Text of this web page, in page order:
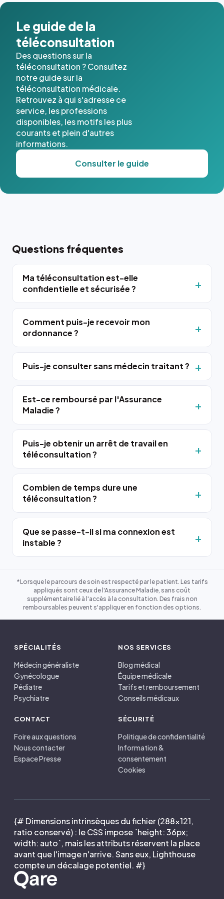
Le guide de la
téléconsultation
Des questions sur la
téléconsultation ? Consultez
notre guide sur la
téléconsultation médicale.
Retrouvez à qui s'adresse ce
service, les professions
disponibles, les motifs les plus
courants et plein d'autres
informations.
Consulter le guide
Questions fréquentes
Ma téléconsultation est-elle
confidentielle et sécurisée ?
Comment puis-je recevoir mon
ordonnance ?
Puis-je consulter sans médecin traitant ?
Est-ce remboursé par l'Assurance
Maladie ?
Puis-je obtenir un arrêt de travail en
téléconsultation ?
Combien de temps dure une
téléconsultation ?
Que se passe-t-il si ma connexion est
instable ?
*Lorsque le parcours de soin est respecté par le patient. Les tarifs
appliqués sont ceux de l'Assurance Maladie, sans coût
supplémentaire lié à l'accès à la consultation. Des frais non
remboursables peuvent s'appliquer en fonction des options.
SPÉCIALITÉS
Médecin généraliste
Gynécologue
Pédiatre
Psychiatre
NOS SERVICES
Blog médical
Équipe médicale
Tarifs et remboursement
Conseils médicaux
CONTACT
Foire aux questions
Nous contacter
Espace Presse
SÉCURITÉ
Politique de confidentialité
Information &
consentement
Cookies
{# Dimensions intrinsèques du fichier (288×121,
ratio conservé) : le CSS impose `height: 36px;
width: auto`, mais les attributs réservent la place
avant que l'image n'arrive. Sans eux, Lighthouse
compte un décalage potentiel. #}